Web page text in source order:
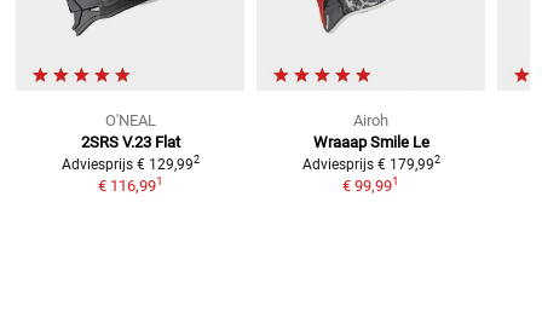
O'NEAL
2SRS V.23 Flat
Adviesprijs € 129,992
€ 116,991
Airoh
Wraaap Smile Le
Adviesprijs € 179,992
€ 99,991